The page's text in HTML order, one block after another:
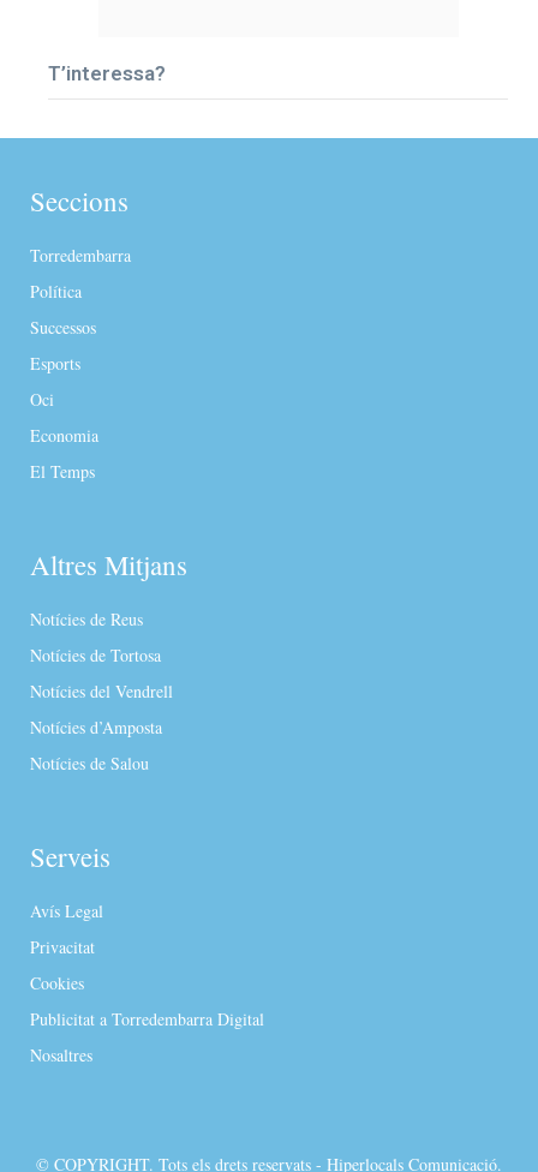
T’interessa?
Seccions
Torredembarra
Política
Successos
Esports
Oci
Economia
El Temps
Altres Mitjans
Notícies de Reus
Notícies de Tortosa
Notícies del Vendrell
Notícies d’Amposta
Notícies de Salou
Serveis
Avís Legal
Privacitat
Cookies
Publicitat a Torredembarra Digital
Nosaltres
© COPYRIGHT. Tots els drets reservats - Hiperlocals Comunicació.